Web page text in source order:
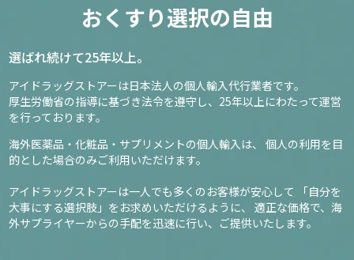
おくすり選択の自由
選ばれ続けて25年以上。
アイドラッグストアーは日本法人の個人輸入代行業者です。
厚生労働省の指導に基づき法令を遵守し、 25年以上にわたって運営
を行っております。
海外医薬品・化粧品・サプリメントの個人輸入は、
個人の利用を目
的とした場合のみご利用いただけます。
アイドラッグストアーは一人でも多くのお客様が安心して
「自分を
大事にする選択肢」をお求めいただけるように、
適正な価格で、海
外サプライヤーからの手配を迅速に行い、ご提供いたします。